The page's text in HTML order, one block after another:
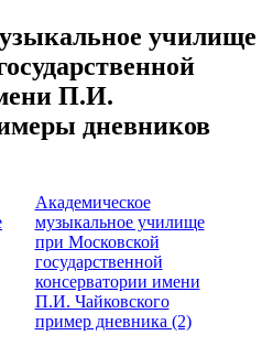
училище
П.И.
дневников
Академическое
музыкальное училище
при Московской
государственной
консерватории имени
П.И. Чайковского
пример дневника (2)